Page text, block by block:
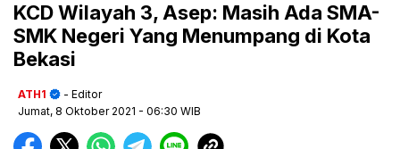
KCD Wilayah 3, Asep: Masih Ada SMA-
SMK Negeri Yang Menumpang di Kota
Bekasi
ATH1
- Editor
Jumat, 8 Oktober 2021 - 06:30 WIB